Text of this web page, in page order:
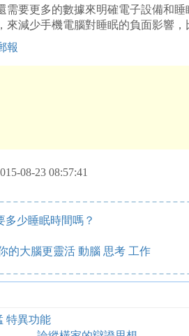
更多的數據來明確電子設備和睡
來減少手機電腦對睡眠的負面影響
報
08-23 08:57:41
多少睡眠時間嗎？
的大腦更靈活 動腦 思考 工作
特異功能